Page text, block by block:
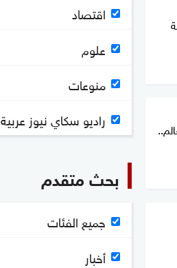
اقتصاد
علوم
منوعات
راديو سكاي نيوز عربية
بحث متقدم
جميع الفئات
أخبار